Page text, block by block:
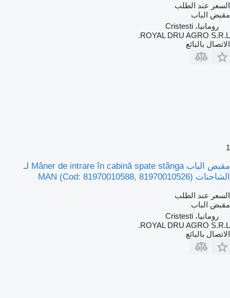
السعر عند الطلب
مقبض الباب
رومانيا، Cristesti
ROYAL DRU AGRO S.R.L.
الاتصال بالبائع
1
مقبض الباب Mâner de intrare în cabină spate stânga لـ
الشاحنات MAN (Cod: 81970010588, 81970010526)
السعر عند الطلب
مقبض الباب
رومانيا، Cristesti
ROYAL DRU AGRO S.R.L.
الاتصال بالبائع